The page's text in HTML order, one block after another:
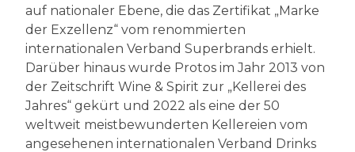
auf nationaler Ebene, die das Zertifikat „Marke
der Exzellenz“ vom renommierten
internationalen Verband Superbrands erhielt.
Darüber hinaus wurde Protos im Jahr 2013 von
der Zeitschrift Wine & Spirit zur „Kellerei des
Jahres“ gekürt und 2022 als eine der 50
weltweit meistbewunderten Kellereien vom
angesehenen internationalen Verband Drinks